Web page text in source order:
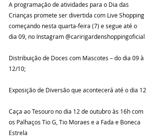
A programação de atividades para o Dia das
Crianças promete ser divertida com Live Shopping
começando nesta quarta-feira (7) e segue até o
dia 09, no Instagram @caririgardenshoppingoficial
Distribuição de Doces com Mascotes – do dia 09 à
12/10;
Exposição de Diversão que acontecerá até o dia 12
Caça ao Tesouro no dia 12 de outubro às 16h com
os Palhaços Tio G, Tio Moraes e a Fada e Boneca
Estrela